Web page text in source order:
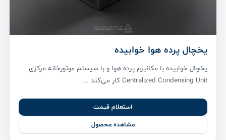
یخچال پرده هوا خوابیده
یخچال خوابیده با مکانیزم پرده هوا و با سیستم موتورخانه مرکزی
Centralized Condensing Unit کار می‌کند ...
استعلام قیمت
مشاهده محصول